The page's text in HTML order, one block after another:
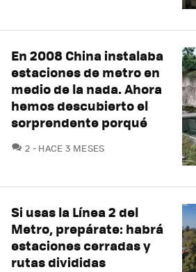
En 2008 China instalaba
estaciones de metro en
medio de la nada. Ahora
hemos descubierto el
sorprendente porqué
2 COMENTARIOS
HACE 3 MESES
Si usas la Línea 2 del
Metro, prepárate: habrá
estaciones cerradas y
rutas divididas